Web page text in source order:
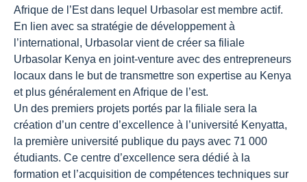
Afrique de l’Est dans lequel Urbasolar est membre actif.
En lien avec sa stratégie de développement à
l’international, Urbasolar vient de créer sa filiale
Urbasolar Kenya en joint-venture avec des entrepreneurs
locaux dans le but de transmettre son expertise au Kenya
et plus généralement en Afrique de l’est.
Un des premiers projets portés par la filiale sera la
création d’un centre d’excellence à l’université Kenyatta,
la première université publique du pays avec 71 000
étudiants. Ce centre d’excellence sera dédié à la
formation et l’acquisition de compétences techniques sur